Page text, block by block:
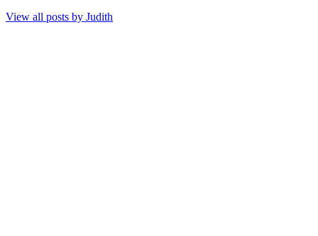
View all posts by Judith